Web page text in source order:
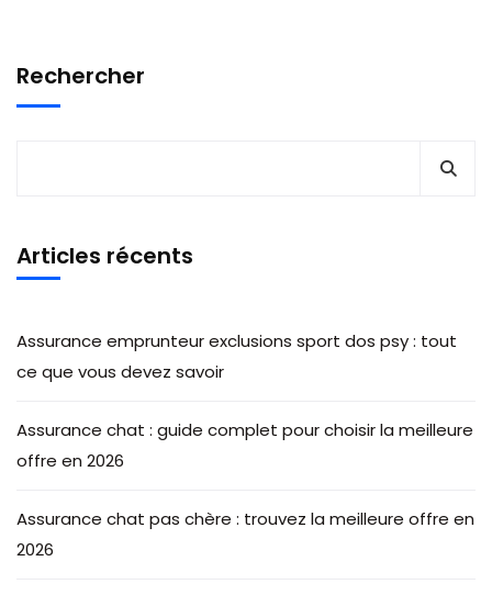
Rechercher
Articles récents
Assurance emprunteur exclusions sport dos psy : tout
ce que vous devez savoir
Assurance chat : guide complet pour choisir la meilleure
offre en 2026
Assurance chat pas chère : trouvez la meilleure offre en
2026